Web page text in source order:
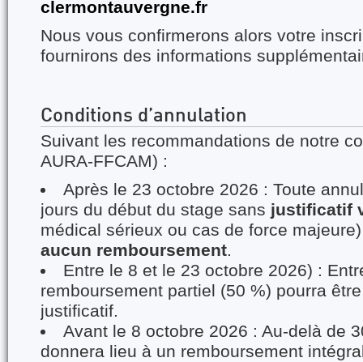
clermontauvergne.fr
Nous vous confirmerons alors votre
fournirons des informations
Conditions d’annulation
Suivant les recommandations de notre
AURA-FFCAM) :
Après le 23 octobre 2026 : Toute
jours du début du stage sans justificatif
médical sérieux ou cas de force
aucun remboursement.
Entre le 8 et le 23 octobre 2026) :
remboursement partiel (50 %) pourra
justificatif.
Avant le 8 octobre 2026 : Au-delà de
donnera lieu à un remboursement